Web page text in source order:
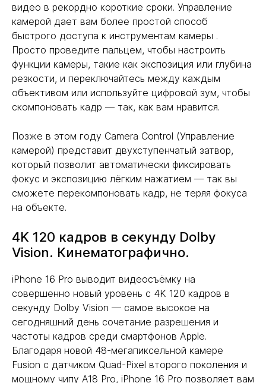
видео в рекордно короткие сроки. Управление
камерой дает вам более простой способ
быстрого доступа к инструментам камеры .
Просто проведите пальцем, чтобы настроить
функции камеры, такие как экспозиция или глубина
резкости, и переключайтесь между каждым
объективом или используйте цифровой зум, чтобы
скомпоновать кадр — так, как вам нравится.
Позже в этом году Camera Control (Управление
камерой) представит двухступенчатый затвор,
который позволит автоматически фиксировать
фокус и экспозицию лёгким нажатием — так вы
сможете перекомпоновать кадр, не теряя фокуса
на объекте.
4K 120 кадров в секунду Dolby
Vision. Кинематографично.
iPhone 16 Pro выводит видеосъёмку на
совершенно новый уровень с 4K 120 кадров в
секунду Dolby Vision — самое высокое на
сегодняшний день сочетание разрешения и
частоты кадров среди смартфонов Apple.
Благодаря новой 48-мегапиксельной камере
Fusion с датчиком Quad-Pixel второго поколения и
мощному чипу A18 Pro, iPhone 16 Pro позволяет вам